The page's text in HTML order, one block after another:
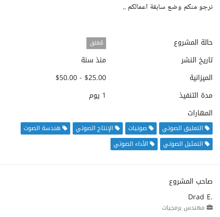
نرجو منكم وضع سابقة اعمالكم ..
حالة المشروع مُغلق
تاريخ النشر
منذ سنة
الميزانية
$25.00 - $50.00
مدة التنفيذ
1 يوم
المهارات
التعليق الصوتي صوتيات الإنتاج الصوتي
هندسة الصوت
التمثيل الصوتي
الأداء الصوتي
صاحب المشروع
Drad E.
مهندس برمجيات